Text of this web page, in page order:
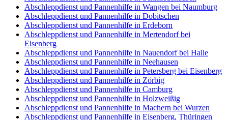
Abschleppdienst und Pannenhilfe in Wangen bei Naumburg
Abschleppdienst und Pannenhilfe in Dobitschen
Abschleppdienst und Pannenhilfe in Erdeborn
Abschleppdienst und Pannenhilfe in Mertendorf bei
Eisenberg
Abschleppdienst und Pannenhilfe in Nauendorf bei Halle
Abschleppdienst und Pannenhilfe in Neehausen
Abschleppdienst und Pannenhilfe in Petersberg bei Eisenberg
Abschleppdienst und Pannenhilfe in Zörbig
Abschleppdienst und Pannenhilfe in Camburg
Abschleppdienst und Pannenhilfe in Holzweißig
Abschleppdienst und Pannenhilfe in Machern bei Wurzen
Abschleppdienst und Pannenhilfe in Eisenberg, Thüringen